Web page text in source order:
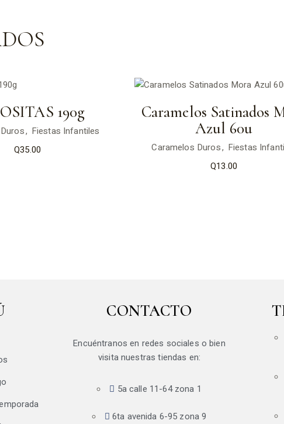
190g
Fiestas Infantiles
Q35.00
Caramelos Satinados
Azul 60u
Caramelos Duros
Fiestas
Q13.00
CONTACTO
Encuéntranos en redes sociales o bien
visita nuestras tiendas en:
5a calle 11-64 zona 1
6ta avenida 6-95 zona 9